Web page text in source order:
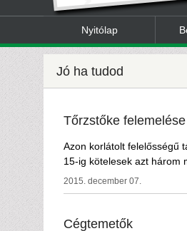
Nyitólap
Jó ha tudod
Tőrzstőke felemelése
Azon korlátolt
15-ig kötelesek azt három
2015. december 07.
Cégtemetők